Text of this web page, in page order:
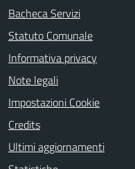
Bacheca Servizi
Statuto Comunale
Informativa privacy
Note legali
Impostazioni Cookie
Credits
Ultimi aggiornamenti